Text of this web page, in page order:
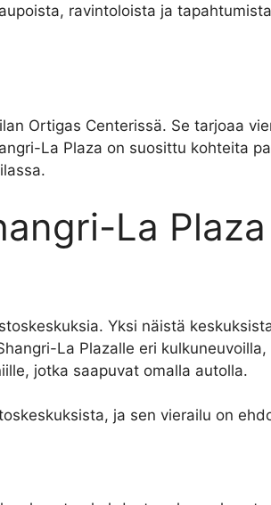
ravintoloista ja
Ortigas Centerissä. Se tarjoaa
La Plaza on suosittu kohteita
La Plaza
Yksi näistä
La Plazalle eri
jotka saapuvat omalla autolla.
ja sen vierailu on